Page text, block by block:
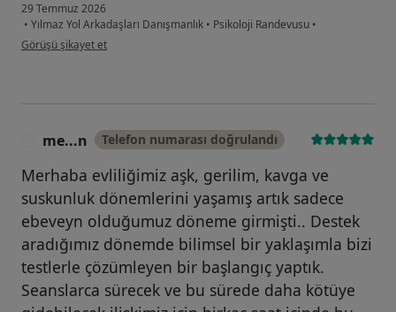
29 Temmuz 2026
• Yılmaz Yol Arkadaşları Danışmanlık • Psikoloji Randevusu •
kullanıcının görüşüne göre me...
Görüşü şikayet et
me...n Telefon numarası doğrulandı
Merhaba evliliğimiz aşk, gerilim, kavga ve
suskunluk dönemlerini yaşamış artık sadece
ebeveyn olduğumuz döneme girmişti.. Destek
aradığımız dönemde bilimsel bir yaklaşımla bizi
testlerle çözümleyen bir başlangıç yaptık.
Seanslarca sürecek ve bu sürede daha kötüye